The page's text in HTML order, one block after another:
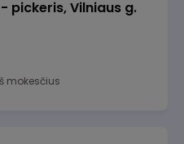
pickeris, Vilniaus g.
mokesčius